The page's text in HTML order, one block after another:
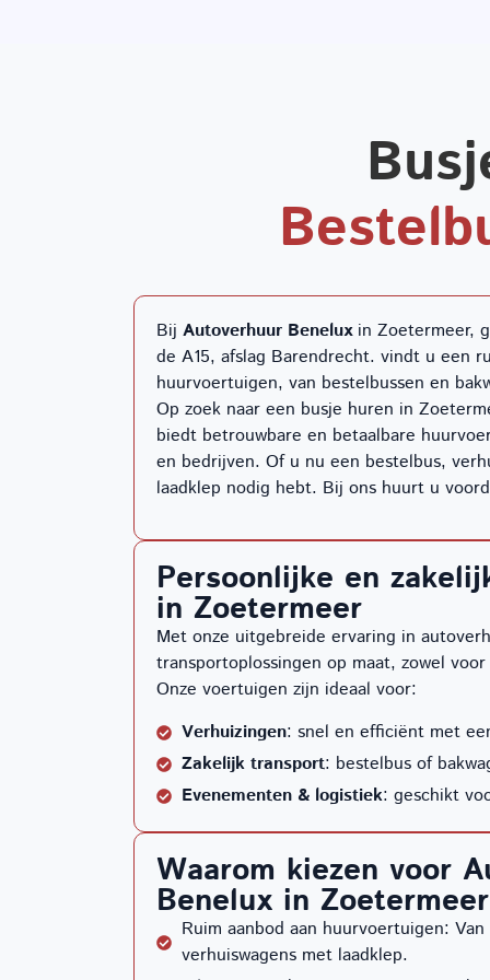
Bij Autoverhuur Beneluxin Zoetermeer,
de A15, afslag Barendrecht. vindt u een
huurvoertuigen, van bestelbussen en
Op zoek naar een busje huren in
biedt betrouwbare en betaalbare
en bedrijven. Of u nu een bestelbus,
laadklep nodig hebt. Bij ons huurt u
Persoonlijke en
in Zoetermeer
Met onze uitgebreide ervaring in
transportoplossingen op maat, zowel
Onze voertuigen zijn ideaal voor:
Verhuizingen: snel en efficiënt met
Zakelijk transport: bestelbus of
Evenementen & logistiek: geschikt
Waarom kiezen voor
Benelux in
Ruim aanbod aan huurvoertuigen:
verhuiswagens met laadklep.